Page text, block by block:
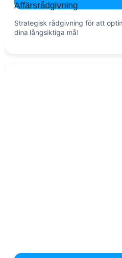
Affärsrådgivning
Strategisk rådgivning för att
dina långsiktiga mål